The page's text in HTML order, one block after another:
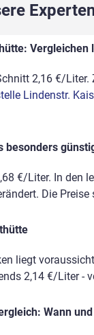
Vergleichen
2,16 €/
Lindenstr.
besonders
€/Liter. In den
Die Preise
liegt
2,14 €/Liter -
Wann